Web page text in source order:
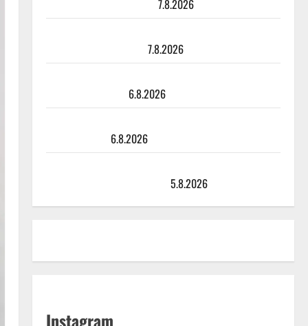
7.8.2026
7.8.2026
6.8.2026
6.8.2026
5.8.2026
Instagram